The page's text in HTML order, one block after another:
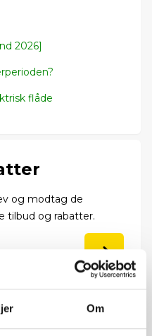
Om
2026]
flåde
og modtag de
tilbud og rabatter.